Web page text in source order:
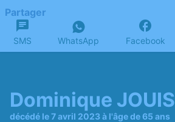
Partager
SMS WhatsApp Facebook
Dominique JOUIS
décédé le 7 avril 2023 à l'âge de 65 ans